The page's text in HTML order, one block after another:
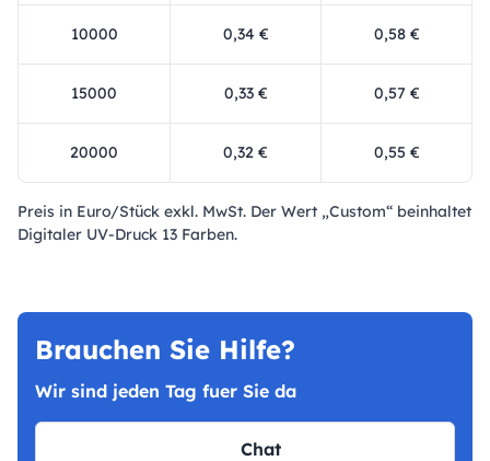
10000 0,34 € 0,58 €
15000 0,33 € 0,57 €
20000 0,32 € 0,55 €
Preis in Euro/Stück exkl. MwSt. Der Wert „Custom“ beinhaltet
Digitaler UV-Druck 13 Farben.
Brauchen Sie Hilfe?
Wir sind jeden Tag fuer Sie da
Chat